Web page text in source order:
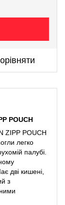
POUCH
ZIPP POUCH
легко
палубі.
дві кишені,
з